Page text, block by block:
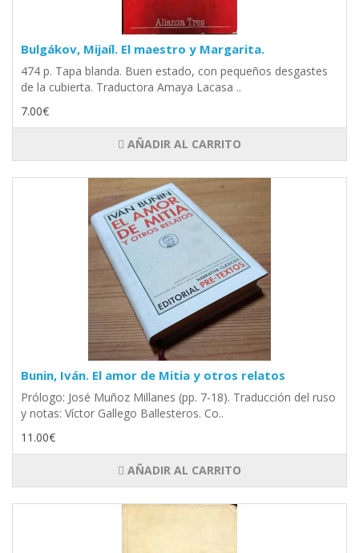
Bulgákov, Mijaíl. El maestro y Margarita.
474 p. Tapa blanda. Buen estado, con pequeños desgastes
de la cubierta. Traductora Amaya Lacasa ..
7.00€
AÑADIR AL CARRITO
Bunin, Iván. El amor de Mitia y otros relatos
Prólogo: José Muñoz Millanes (pp. 7-18). Traducción del ruso
y notas: Víctor Gallego Ballesteros. Co..
11.00€
AÑADIR AL CARRITO